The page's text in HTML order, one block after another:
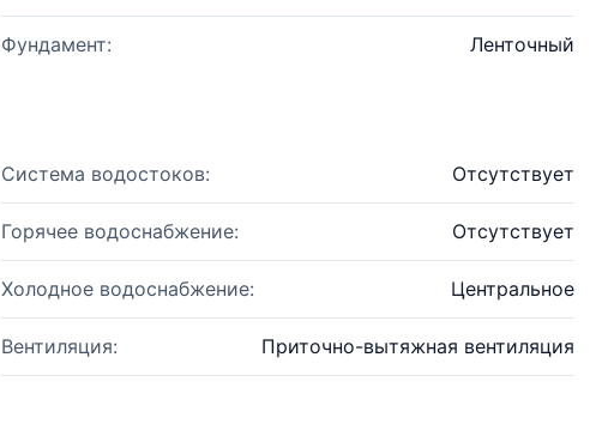
Фундамент: Ленточный
Система водостоков: Отсутствует
Горячее водоснабжение: Отсутствует
Холодное водоснабжение: Центральное
Вентиляция: Приточно-вытяжная вентиляция